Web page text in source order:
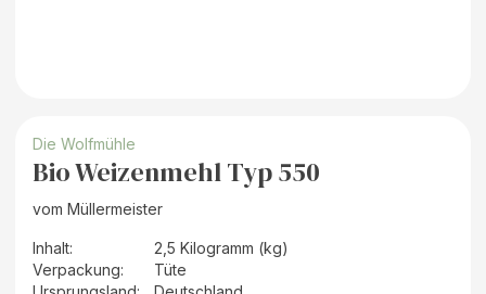
Die Wolfmühle
Bio Weizenmehl Typ 550
vom Müllermeister
Inhalt:
2,5 Kilogramm (kg)
Verpackung:
Tüte